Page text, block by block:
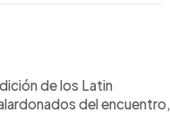
de los Latin
del encuentro,